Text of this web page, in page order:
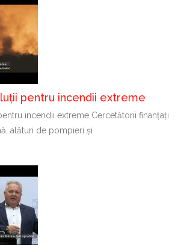
pentru incendii extreme
incendii extreme Cercetătorii finanțați
alături de pompieri și